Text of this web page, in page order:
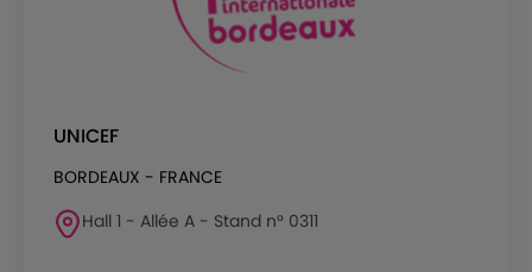
UNICEF
BORDEAUX - FRANCE
Hall 1 - Allée A - Stand n° 0311